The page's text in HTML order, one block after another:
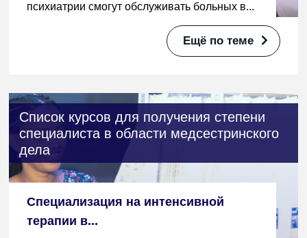
психиатрии смогут обслуживать больных в...
Ещё по теме
Список курсов для получения степени
специалиста в области медсестринского
дела
Специализация на интенсивной
терапии в...